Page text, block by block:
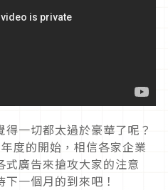
一切都太過於豪華了呢？
度的開始，相信各家企業
廣告來搶攻大家的注意
一個月的到來吧！